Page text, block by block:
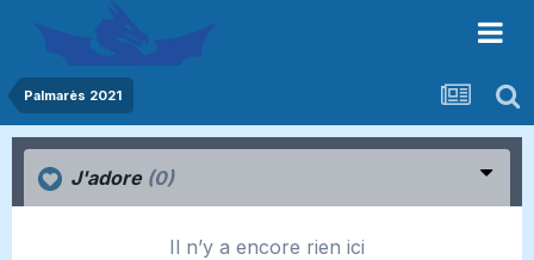
Palmarès 2021
J'adore (0)
Il n’y a encore rien ici